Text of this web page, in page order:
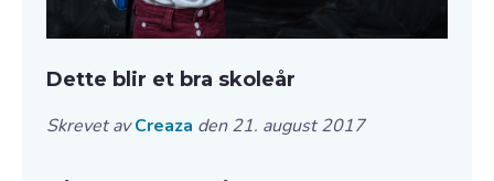
Dette blir et bra skoleår
Skrevet avCreaza den 21. august 2017